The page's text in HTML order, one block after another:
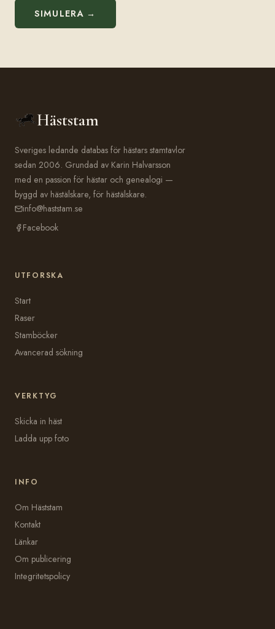
SIMULERA →
Häststam
Sveriges ledande databas för hästars stamtavlor
sedan 2006. Grundad av Karin Halvarsson
med en passion för hästar och genealogi —
byggd av hästälskare, för hästälskare.
info@haststam.se
Facebook
UTFORSKA
Start
Raser
Stamböcker
Avancerad sökning
VERKTYG
Skicka in häst
Ladda upp foto
INFO
Om Häststam
Kontakt
Länkar
Om publicering
Integritetspolicy